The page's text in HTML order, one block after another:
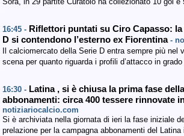
16:45 - Riflettori puntati su Ciro Capasso: la
D si contendono l’esterno ex Fiorentina -
Il calciomercato della Serie D entra sempre più nel
scena per quanto riguarda i profili d’attacco in
16:30 - Latina , si è chiusa la prima fase
abbonamenti: circa 400 tessere rinnovate
notiziariocalcio.com
Si è archiviata nella giornata di ieri la fase iniziale
prelazione per la campagna abbonamenti del